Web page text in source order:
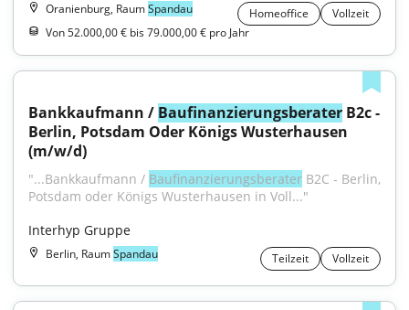
Oranienburg, RaumSpandau Homeoffice
Vollzeit
Von 52.000,00 € bis 79.000,00 € pro Jahr
Bankkaufmann / Baufinanzierungsberater B2c -
Berlin, Potsdam Oder Königs Wusterhausen
(m/w/d)
"...Bankkaufmann / Baufinanzierungsberater B2C - Berlin,
Potsdam oder Königs Wusterhausen in Voll..."
Interhyp Gruppe
Berlin, RaumSpandau Teilzeit Vollzeit